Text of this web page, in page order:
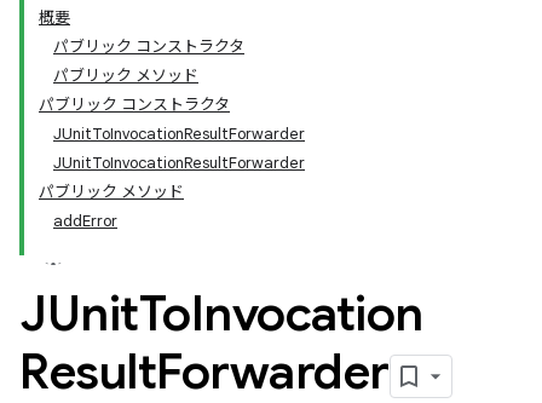
概要
パブリック コンストラクタ
パブリック メソッド
パブリック コンストラクタ
JUnitToInvocationResultForwarder
JUnitToInvocationResultForwarder
パブリック メソッド
addError
JUnitToInvocation
ResultForwarder